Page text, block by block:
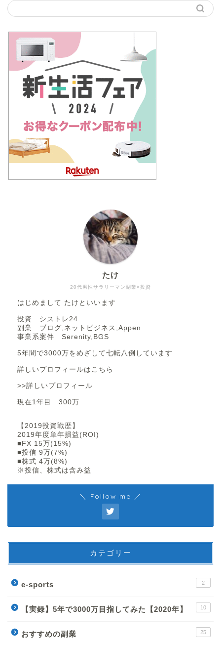
20代男性サラリーマン副業×投資
たけ
はじめまして たけといいます
投資 シストレ24
副業 ブログ,ネットビジネス,Appen
事業系案件 Serenity,BGS
5年間で3000万をめざして七転八倒しています
詳しいプロフィールはこちら
>>詳しいプロフィール
現在1年目 300万
【2019投資戦歴】
2019年度単年損益(ROI)
■FX 15万(15%)
■投信 9万(7%)
■株式 4万(8%)
※投信、株式は含み益
＼ Follow me ／
カテゴリー
e-sports 2
【実録】5年で3000万目指してみた【2020年】 10
おすすめの副業 25